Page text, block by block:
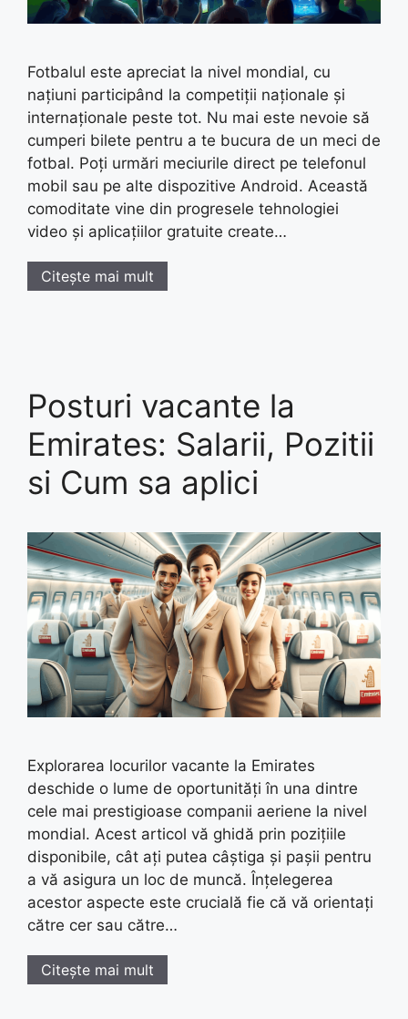
Fotbalul este apreciat la nivel mondial, cu
națiuni participând la competiții naționale și
internaționale peste tot. Nu mai este nevoie să
cumperi bilete pentru a te bucura de un meci de
fotbal. Poți urmări meciurile direct pe telefonul
mobil sau pe alte dispozitive Android. Această
comoditate vine din progresele tehnologiei
video și aplicațiilor gratuite create…
Citește mai mult
Posturi vacante la
Emirates: Salarii, Pozitii
si Cum sa aplici
Explorarea locurilor vacante la Emirates
deschide o lume de oportunități în una dintre
cele mai prestigioase companii aeriene la nivel
mondial. Acest articol vă ghidă prin pozițiile
disponibile, cât ați putea câștiga și pașii pentru
a vă asigura un loc de muncă. Înțelegerea
acestor aspecte este crucială fie că vă orientați
către cer sau către…
Citește mai mult